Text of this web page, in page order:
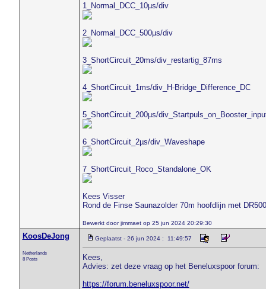
1_Normal_DCC_10µs/div
2_Normal_DCC_500µs/div
3_ShortCircuit_20ms/div_restartig_87ms
4_ShortCircuit_1ms/div_H-Bridge_Difference_DC
5_ShortCircuit_200µs/
6_ShortCircuit_2µs/div_Waveshape
7_ShortCircuit_Roco_Standalone_OK
Kees Visser
Rond de Finse Saunazolder 70m hoofdlijn met
Bewerkt door jimmaet op 25 jun 2024 20:29:30
KoosDeJong
Netherlands
8 Posts
Geplaatst - 26 jun 2024 : 11:49:57
Kees,
Advies: zet deze vraag op het Beneluxspoor forum:
https://forum.beneluxspoor.net/